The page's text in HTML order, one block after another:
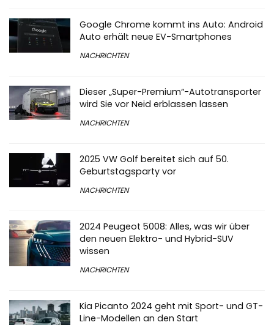
Google Chrome kommt ins Auto: Android
Auto erhält neue EV-Smartphones
NACHRICHTEN
Dieser „Super-Premium“-Autotransporter
wird Sie vor Neid erblassen lassen
NACHRICHTEN
2025 VW Golf bereitet sich auf 50.
Geburtstagsparty vor
NACHRICHTEN
2024 Peugeot 5008: Alles, was wir über
den neuen Elektro- und Hybrid-SUV
wissen
NACHRICHTEN
Kia Picanto 2024 geht mit Sport- und GT-
Line-Modellen an den Start